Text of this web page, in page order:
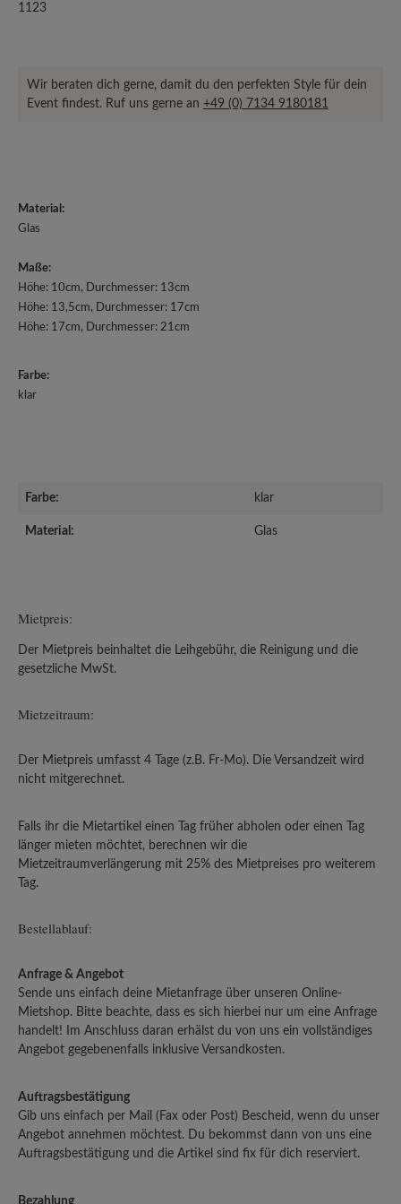
1123
Wir beraten dich gerne, damit du den perfekten Style für dein
Event findest. Ruf uns gerne an +49 (0) 7134 9180181
Material:
Glas
Maße:
Höhe: 10cm, Durchmesser: 13cm
Höhe: 13,5cm, Durchmesser: 17cm
Höhe: 17cm, Durchmesser: 21cm
Farbe:
klar
Farbe: klar
Material: Glas
Mietpreis:
Der Mietpreis beinhaltet die Leihgebühr, die Reinigung und die
gesetzliche MwSt.
Mietzeitraum:
Der Mietpreis umfasst 4 Tage (z.B. Fr-Mo). Die Versandzeit wird
nicht mitgerechnet.
Falls ihr die Mietartikel einen Tag früher abholen oder einen Tag
länger mieten möchtet, berechnen wir die
Mietzeitraumverlängerung mit 25% des Mietpreises pro weiterem
Tag.
Bestellablauf:
Anfrage & Angebot
Sende uns einfach deine Mietanfrage über unseren Online-
Mietshop. Bitte beachte, dass es sich hierbei nur um eine Anfrage
handelt! Im Anschluss daran erhälst du von uns ein vollständiges
Angebot gegebenenfalls inklusive Versandkosten.
Auftragsbestätigung
Gib uns einfach per Mail (Fax oder Post) Bescheid, wenn du unser
Angebot annehmen möchtest. Du bekommst dann von uns eine
Auftragsbestätigung und die Artikel sind fix für dich reserviert.
Bezahlung